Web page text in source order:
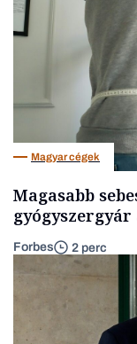
Magyar cégek
Magasabb
Forbes 2 perc